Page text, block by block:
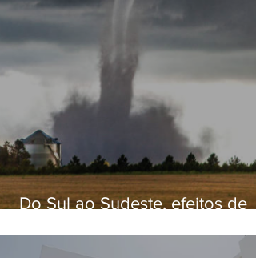
Do Sul ao Sudeste, efeitos de
apreensão na população